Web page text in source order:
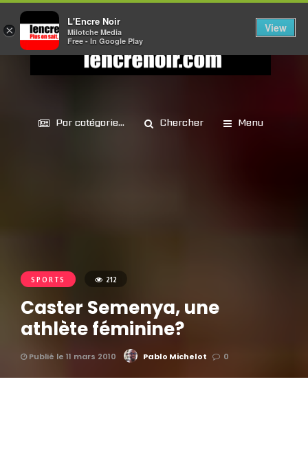
Par catégorie... Chercher Menu
SPORTS 212
Caster Semenya, une
athlète féminine?
Publié le 11 mars 2010 Pablo Michelot 0
×
L'Encre Noir
Milotche Media
Free - In Google Play
View